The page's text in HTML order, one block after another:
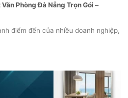
Phòng Đà Nẵng Trọn Gói –
điểm đến của nhiều doanh nghiệp,